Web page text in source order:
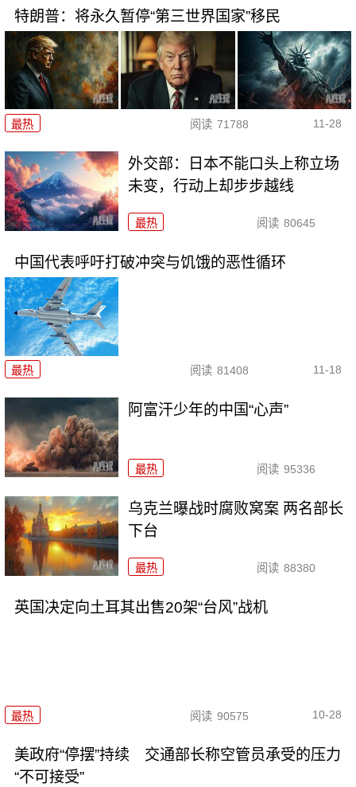
特朗普：将永久暂停“第三世界国家”移民
最热 阅读 71788 11-28
外交部：日本不能口头上称立场
未变，行动上却步步越线
最热 阅读 80645
中国代表呼吁打破冲突与饥饿的恶性循环
最热 阅读 81408 11-18
阿富汗少年的中国“心声”
最热 阅读 95336
乌克兰曝战时腐败窝案 两名部长
下台
最热 阅读 88380
英国决定向土耳其出售20架“台风”战机
最热 阅读 90575 10-28
美政府“停摆”持续 交通部长称空管员承受的压力
“不可接受”